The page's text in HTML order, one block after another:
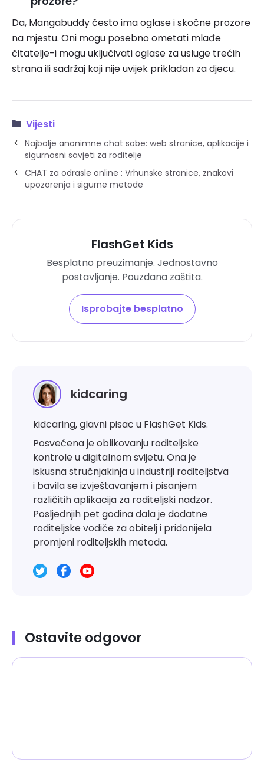
Da, Mangabuddy često ima oglase i skočne prozore
na mjestu. Oni mogu posebno ometati mlađe
čitatelje-i mogu uključivati ​​oglase za usluge trećih
strana ili sadržaj koji nije uvijek prikladan za djecu.
Vijesti
Najbolje anonimne chat sobe: web stranice, aplikacije i
sigurnosni savjeti za roditelje
CHAT za odrasle online : Vrhunske stranice, znakovi
upozorenja i sigurne metode
FlashGet Kids
Besplatno preuzimanje. Jednostavno
postavljanje. Pouzdana zaštita.
Isprobajte besplatno
kidcaring
kidcaring, glavni pisac u FlashGet Kids.
Posvećena je oblikovanju roditeljske
kontrole u digitalnom svijetu. Ona je
iskusna stručnjakinja u industriji roditeljstva
i bavila se izvještavanjem i pisanjem
različitih aplikacija za roditeljski nadzor.
Posljednjih pet godina dala je dodatne
roditeljske vodiče za obitelj i pridonijela
promjeni roditeljskih metoda.
Ostavite odgovor